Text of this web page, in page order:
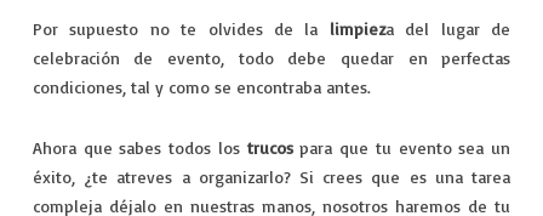
Por supuesto no te olvides de la limpieza del lugar de
celebración de evento, todo debe quedar en perfectas
condiciones, tal y como se encontraba antes.
Ahora que sabes todos los trucospara que tu evento sea un
éxito, ¿te atreves a organizarlo? Si crees que es una tarea
compleja déjalo en nuestras manos, nosotros haremos de tu